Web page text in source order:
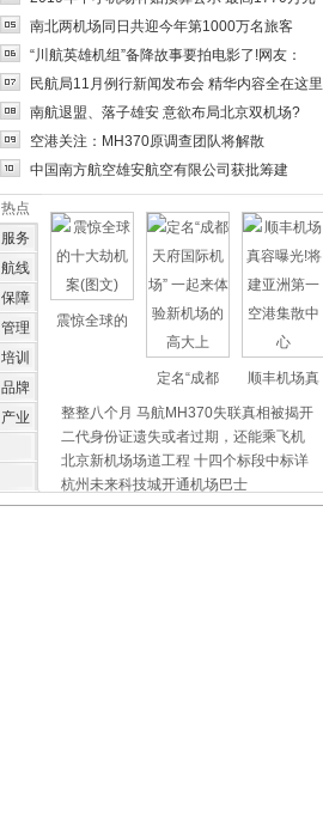
南北两机场同日共迎今年第1000万名旅客
“川航英雄机组”备降故事要拍电影了!网友：
民航局11月例行新闻发布会 精华内容全在这里
南航退盟、落子雄安 意欲布局北京双机场?
空港关注：MH370原调查团队将解散
中国南方航空雄安航空有限公司获批筹建
热点
服务
航线
保障
管理
培训
品牌
产业
震惊全球的
定名“成都 顺丰机场真
整整八个月 马航MH370失联真相被揭开
二代身份证遗失或者过期，还能乘飞机
北京新机场场道工程 十四个标段中标详
杭州未来科技城开通机场巴士
上海虹桥、浦东机场外币兑换点位置介